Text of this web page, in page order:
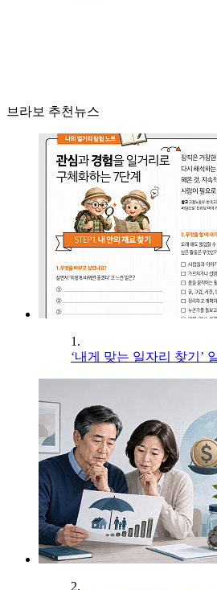
브라보 추천뉴스
1.
‘내게 맞는 일자리 찾기’
2.